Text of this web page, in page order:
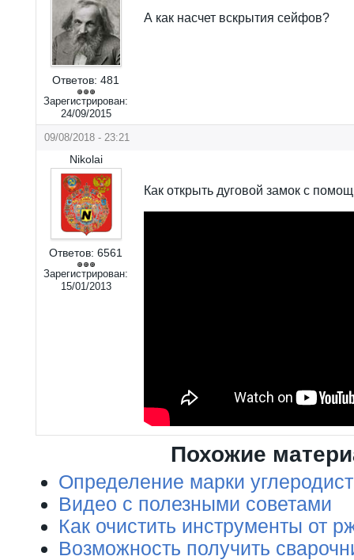
Ответов: 481
Зарегистрирован:
24/09/2015
А как насчет вскрытия сейфов?
09/08/2018 - 23:21
Nikolai
Ответов: 6561
Зарегистрирован:
15/01/2013
Как открыть дуговой замок с
Похожие
Определение марки
Видео с полезными советами
Как очистить инструменты от
Возможность получить